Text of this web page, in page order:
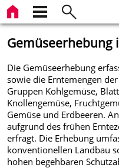
Gemüseerhebung
Die Gemüseerhebung
sowie die Erntemengen
Gruppen Kohlgemüse,
Knollengemüse,
Gemüse und Erdbeeren.
aufgrund des frühen
erfragt. Die Erhebung
konventionellen Landbau
hohen begehbaren